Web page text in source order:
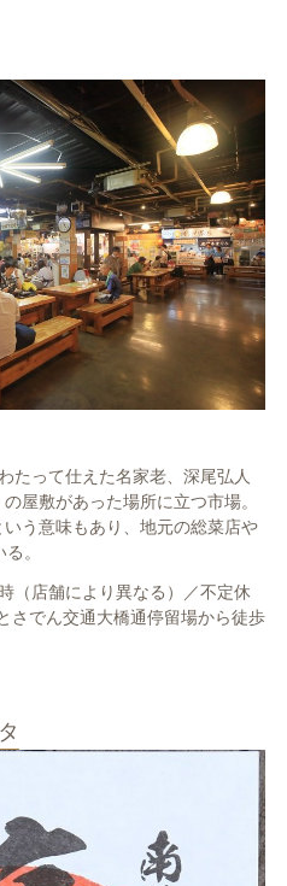
たって仕えた名家老、深尾弘人
屋敷があった場所に立つ市場。
う意味もあり、地元の総菜店や
。
（店舗により異なる）／不定休
さでん交通大橋通停留場から徒歩